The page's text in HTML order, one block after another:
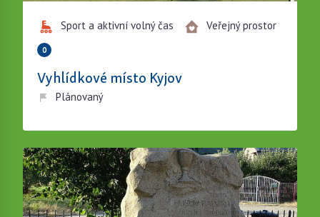
Sport a aktivní volný čas Veřejný prostor
0
Vyhlídkové místo Kyjov
Plánovaný